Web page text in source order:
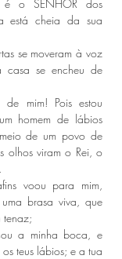
é o SENHOR dos
está cheia da sua
se moveram à voz
se encheu de
mim! Pois estou
homem de lábios
de um povo de
olhos viram o Rei, o
voou para mim,
brasa viva, que
a minha boca, e
teus lábios; e a tua